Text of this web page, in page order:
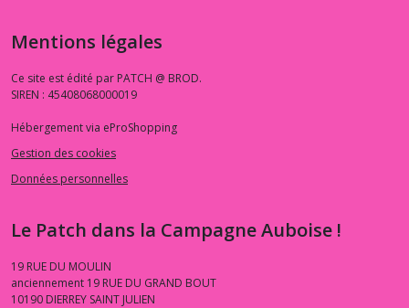
Mentions légales
Ce site est édité par PATCH @ BROD.
SIREN : 45408068000019
Hébergement via eProShopping
Gestion des cookies
Données personnelles
Le Patch dans la Campagne Auboise !
19 RUE DU MOULIN
anciennement 19 RUE DU GRAND BOUT
10190 DIERREY SAINT JULIEN